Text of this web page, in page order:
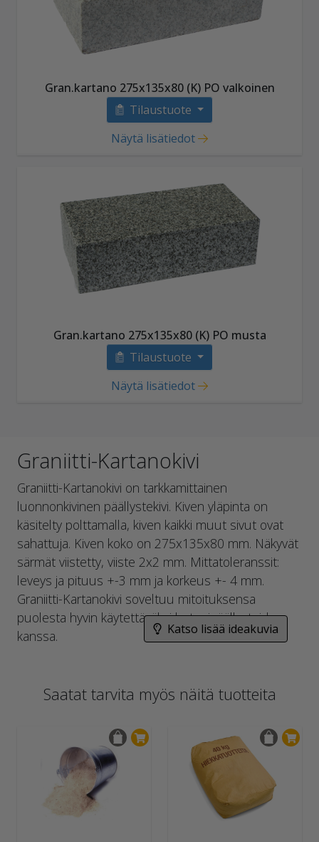
Gran.kartano 275x135x80 (K) PO valkoinen
Tilaustuote
Näytä lisätiedot
Gran.kartano 275x135x80 (K) PO musta
Tilaustuote
Näytä lisätiedot
Graniitti-Kartanokivi
Graniitti-Kartanokivi on tarkkamittainen
luonnonkivinen päällystekivi. Kiven yläpinta on
käsitelty polttamalla, kiven kaikki muut sivut ovat
sahattuja. Kiven koko on 275x135x80 mm. Näkyvät
särmät viistetty, viiste 2x2 mm. Mittatoleranssit:
leveys ja pituus +-3 mm ja korkeus +- 4 mm.
Graniitti-Kartanokivi soveltuu mitoituksensa
puolesta hyvin käytettäväksi betonipäällysteiden
kanssa.
Katso lisää ideakuvia
Saatat tarvita myös näitä tuotteita